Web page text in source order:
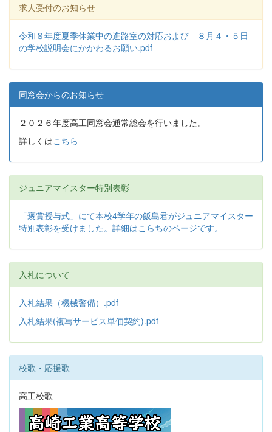
求人受付のお知らせ
令和８年度夏季休業中の進路室の対応および ８月４・５日
の学校説明会にかかわるお願い.pdf
同窓会からのお知らせ
２０２６年度高工同窓会通常総会を行いました。
詳しくはこちら
ジュニアマイスター特別表彰
「褒賞授与式」にて本校4学年の飯島君がジュニアマイスター
特別表彰を受けました。詳細はこらちのページです。
入札について
入札結果（機械警備）.pdf
入札結果(複写サービス単価契約).pdf
校歌・応援歌
高工校歌